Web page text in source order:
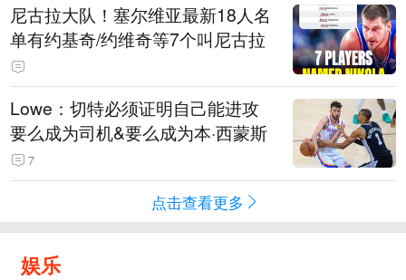
尼古拉大队！塞尔维亚最新18人名
单有约基奇/约维奇等7个叫尼古拉
Lowe：切特必须证明自己能进攻
要么成为司机&要么成为本·西蒙斯
7
点击查看更多
娱乐